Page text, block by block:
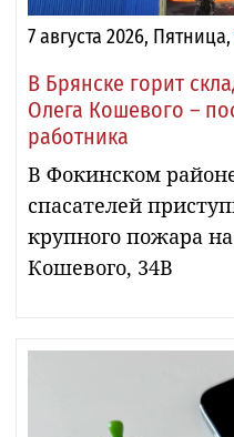
7 августа 2026, Пятница,
В Брянске горит
Олега Кошевого –
работника
В Фокинском
спасателей
крупного пожара
Кошевого, 34В